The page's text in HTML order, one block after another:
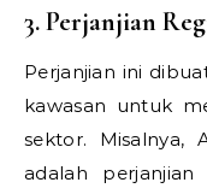
3. Perjanjian
Perjanjian ini
kawasan untuk
sektor. Misalnya,
adalah